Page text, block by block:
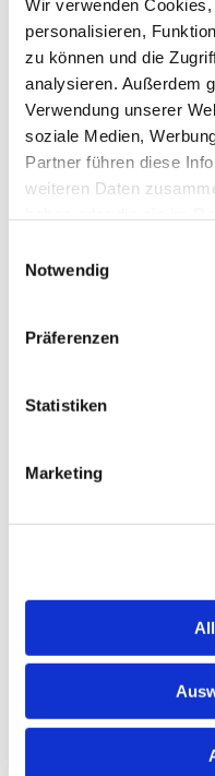
Wir verwenden
personalisieren,
zu können und die
analysieren. Außerdem
Verwendung unserer
soziale Medien,
Partner führen diese
weiteren Daten
Notwendig
Präferenzen
Statistiken
Marketing
professionelle
Bereitschaft sich
lernen. Und
Denn auch unser
des Lernens auf
eine hervorragende
Als Executive
Themen zu
Dabei gehe ich
Das weitere
einem kostenfreien